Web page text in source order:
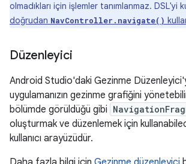
olmadıkları için işlemler tanımlanmaz. DSL'yi
doğrudan NavController.navigate()
Düzenleyici
Android Studio'daki Gezinme
uygulamanızın gezinme grafiğini
bölümde görüldüğü gibi
oluşturmak ve düzenlemek için
kullanıcı arayüzüdür.